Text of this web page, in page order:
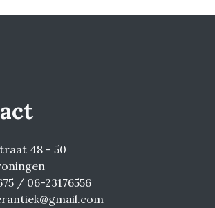
48 - 50
/ 06-23176556